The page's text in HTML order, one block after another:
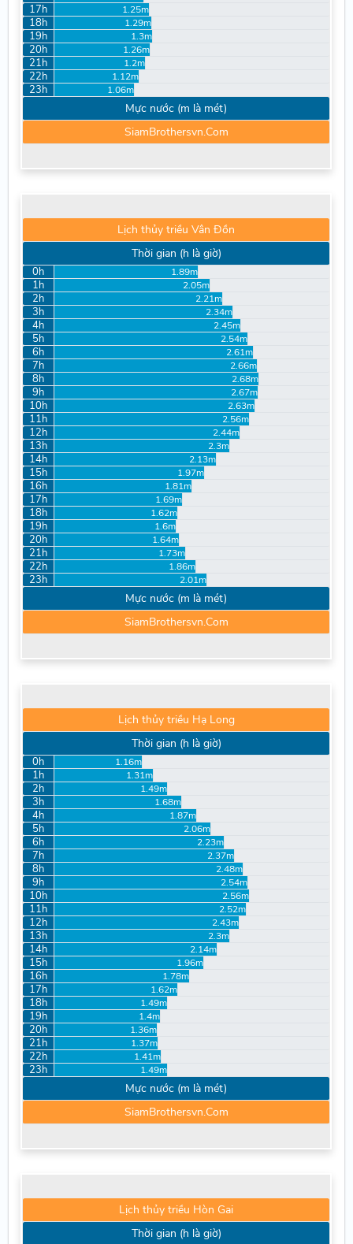
17h 1.25m
18h 1.29m
19h 1.3m
20h 1.26m
21h 1.2m
22h 1.12m
23h 1.06m
Mực nước (m là mét)
SiamBrothersvn.Com
Lịch thủy triều Vân Đồn
Thời gian (h là giờ)
0h 1.89m
1h 2.05m
2h 2.21m
3h 2.34m
4h 2.45m
5h 2.54m
6h 2.61m
7h 2.66m
8h 2.68m
9h 2.67m
10h 2.63m
11h 2.56m
12h 2.44m
13h 2.3m
14h 2.13m
15h 1.97m
16h 1.81m
17h 1.69m
18h 1.62m
19h 1.6m
20h 1.64m
21h 1.73m
22h 1.86m
23h 2.01m
Mực nước (m là mét)
SiamBrothersvn.Com
Lịch thủy triều Hạ Long
Thời gian (h là giờ)
0h 1.16m
1h 1.31m
2h 1.49m
3h 1.68m
4h 1.87m
5h 2.06m
6h 2.23m
7h 2.37m
8h 2.48m
9h 2.54m
10h 2.56m
11h 2.52m
12h 2.43m
13h 2.3m
14h 2.14m
15h 1.96m
16h 1.78m
17h 1.62m
18h 1.49m
19h 1.4m
20h 1.36m
21h 1.37m
22h 1.41m
23h 1.49m
Mực nước (m là mét)
SiamBrothersvn.Com
Lịch thủy triều Hòn Gai
Thời gian (h là giờ)